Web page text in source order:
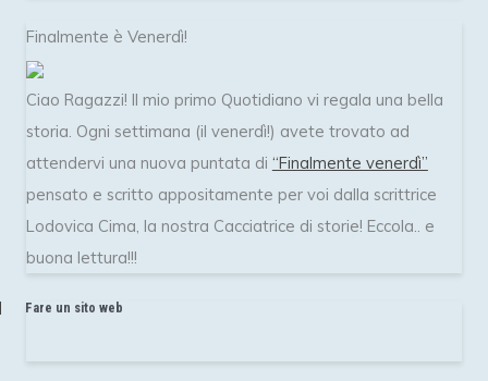
Finalmente è Venerdì!
Ciao Ragazzi! Il mio primo Quotidiano vi regala una bella
storia. Ogni settimana (il venerdì!) avete trovato ad
attendervi una nuova puntata di “Finalmente venerdì”
pensato e scritto appositamente per voi dalla scrittrice
Lodovica Cima, la nostra Cacciatrice di storie! Eccola.. e
buona lettura!!!
Fare un sito web